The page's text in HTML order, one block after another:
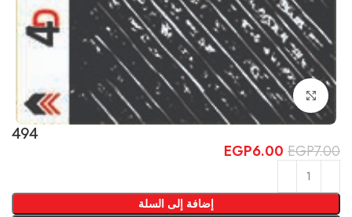
Click to enlarge
494
EGP7.00
EGP6.00
إضافة إلى السلة